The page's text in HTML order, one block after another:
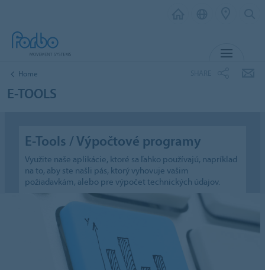
Home
E-TOOLS
E-Tools / Výpočtové programy
Využite naše aplikácie, ktoré sa ľahko používajú, napríklad
na to, aby ste našli pás, ktorý vyhovuje vašim
požiadavkám, alebo pre výpočet technických údajov.